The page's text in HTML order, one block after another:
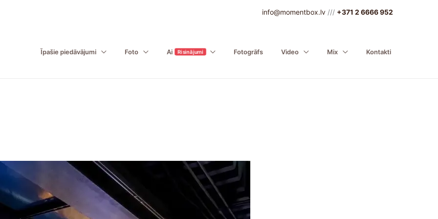
info@momentbox.lv /// +371 2 6666 952
Īpašie piedāvājumi Foto Ai Risinājumi Fotogrāfs Video Mix Kontakti